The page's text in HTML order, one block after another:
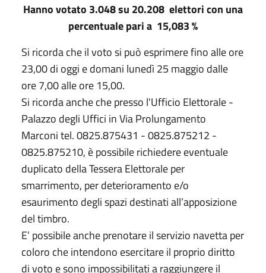
Hanno votato 3.048 su 20.208 elettori con una
percentuale pari a 15,083 %
Si ricorda che il voto si può esprimere fino alle ore
23,00 di oggi e domani lunedì 25 maggio dalle
ore 7,00 alle ore 15,00.
Si ricorda anche che presso l'Ufficio Elettorale -
Palazzo degli Uffici in Via Prolungamento
Marconi tel. 0825.875431 - 0825.875212 -
0825.875210, è possibile richiedere eventuale
duplicato della Tessera Elettorale per
smarrimento, per deterioramento e/o
esaurimento degli spazi destinati all’apposizione
del timbro.
E’ possibile anche prenotare il servizio navetta per
coloro che intendono esercitare il proprio diritto
di voto e sono impossibilitati a raggiungere il